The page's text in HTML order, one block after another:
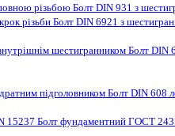
різьбою Болт DIN 931 з
різьби Болт DIN 6921 з
шестигранником Болт DIN
підголовником Болт DIN 608
15237 Болт фундаментний ГОСТ